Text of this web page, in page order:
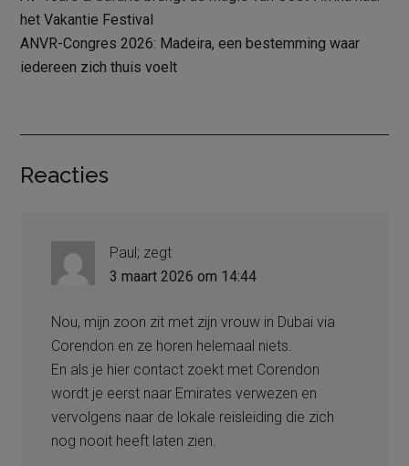
het Vakantie Festival
ANVR-Congres 2026: Madeira, een bestemming waar
iedereen zich thuis voelt
Lees
Reacties
Paul; zegt
3 maart 2026 om 14:44
Nou, mijn zoon zit met zijn vrouw in Dubai via
Corendon en ze horen helemaal niets.
En als je hier contact zoekt met Corendon
wordt je eerst naar Emirates verwezen en
vervolgens naar de lokale reisleiding die zich
nog nooit heeft laten zien.